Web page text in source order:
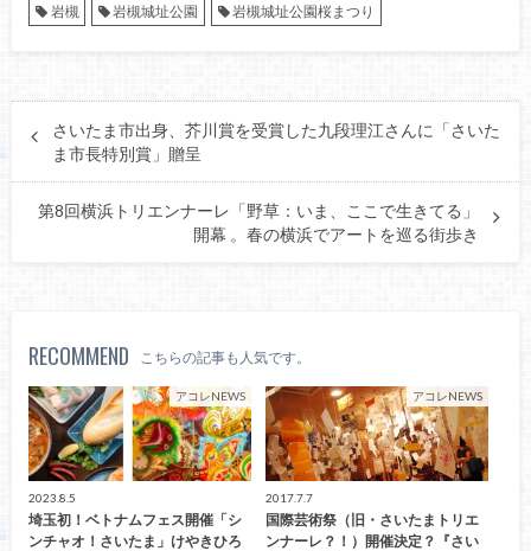
岩槻
岩槻城址公園 岩槻城址公園桜まつり
さいたま市出身、芥川賞を受賞した九段理江さんに「さいた
ま市長特別賞」贈呈
第8回横浜トリエンナーレ「野草：いま、ここで生きてる」
開幕 。春の横浜でアートを巡る街歩き
RECOMMEND こちらの記事も人気です。
アコレNEWS
2023.8.5
埼玉初！ベトナムフェス開催「シ
ンチャオ！さいたま」けやきひろ
アコレNEWS
2017.7.7
国際芸術祭（旧・さいたまトリエ
ンナーレ？！）開催決定？『さい